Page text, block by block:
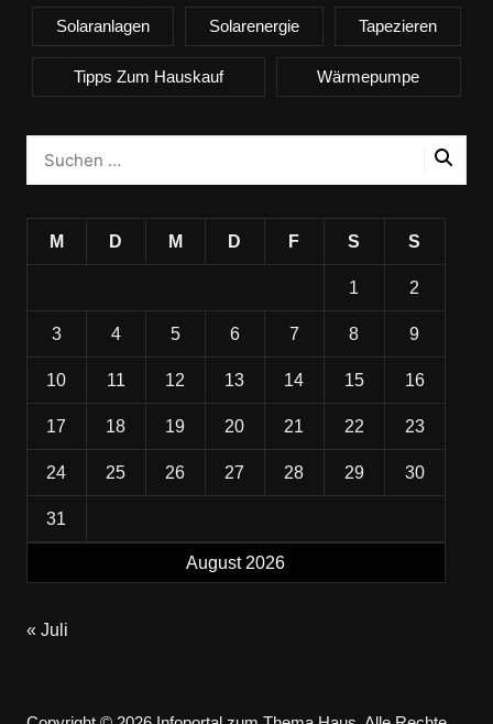
Solaranlagen Solarenergie Tapezieren
Tipps Zum Hauskauf Wärmepumpe
August 2026
M D M D F S S
1 2
3 4 5 6 7 8 9
10 11 12 13 14 15 16
17 18 19 20 21 22 23
24 25 26 27 28 29 30
31
« Juli